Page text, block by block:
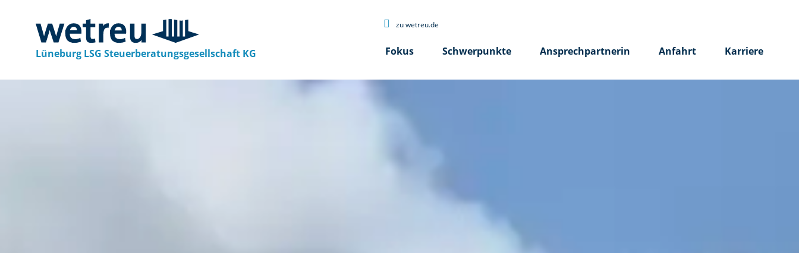
Lüneburg LSG Steuerberatungsgesellschaft KG
 zu wetreu.de
Fokus Schwerpunkte Ansprechpartnerin Anfahrt Karriere